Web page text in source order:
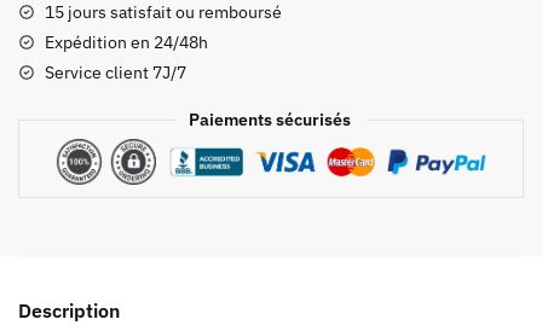
Kawaii
Tengen
Uzui
15 jours satisfait ou remboursé
Expédition en 24/48h
Service client 7J/7
Paiements sécurisés
Description